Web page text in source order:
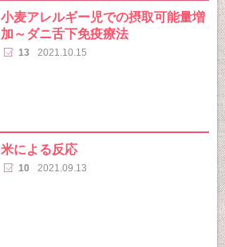
小麦アレルギー児での摂取可能量増
加～ダニ舌下免疫療法
13 2021.10.15
米による反応
10 2021.09.13